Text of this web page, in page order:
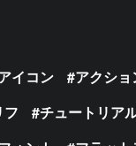
イコン
アクシ
フ チュートリア